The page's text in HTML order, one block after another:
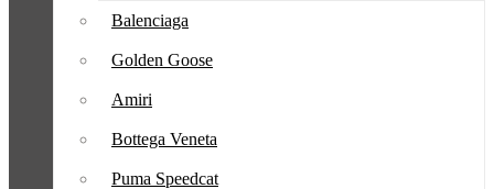
Balenciaga
Golden Goose
Amiri
Bottega Veneta
Puma Speedcat